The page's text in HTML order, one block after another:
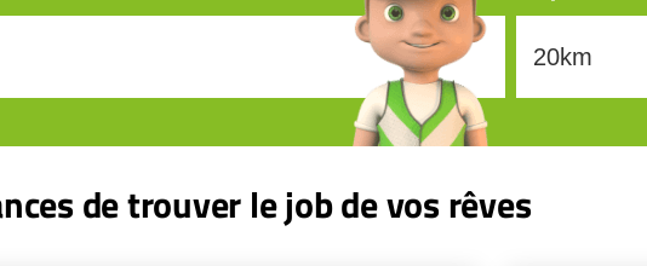
de trouver le job de vos rêves